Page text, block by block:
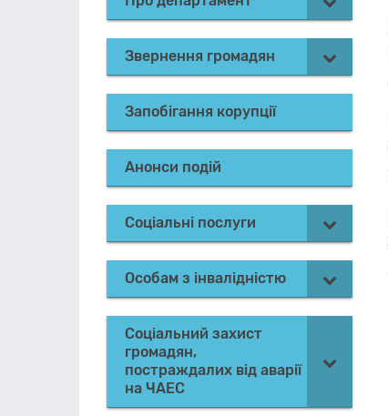
Звернення громадян
Запобігання корупції
Анонси подій
Соціальні послуги
Особам з інвалідністю
Соціальний захист
громадян,
постраждалих від аварії
на ЧАЕС